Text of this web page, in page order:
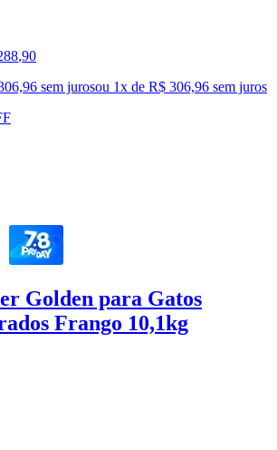
,90
sem jurosou 1x de R$ 306,96 sem juros
Golden para Gatos
Frango 10,1kg